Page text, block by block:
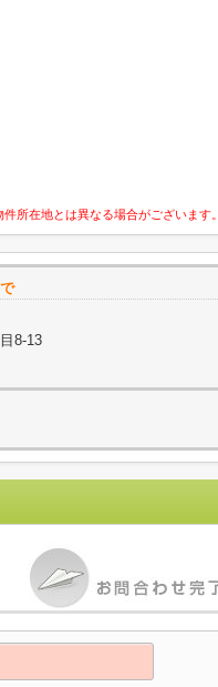
所在地とは異なる場合がございます。
8-13